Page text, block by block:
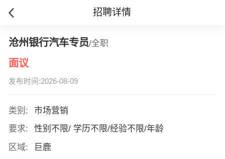
招聘详情
沧州银行汽车专员/全职
面议
发布时间:2026-08-09
类别:
市场营销
要求:
性别不限/ 学历不限/经验不限/年龄
区域:
巨鹿